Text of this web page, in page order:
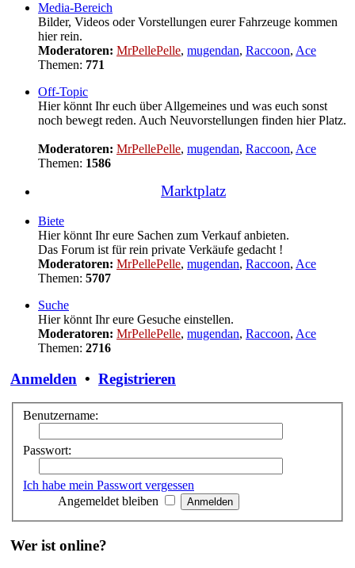
Media-Bereich
Bilder, Videos oder Vorstellungen eurer Fahrzeuge kommen
hier rein.
Moderatoren: MrPellePelle, mugendan, Raccoon, Ace
Themen: 771
Off-Topic
Hier könnt Ihr euch über Allgemeines und was euch sonst
noch bewegt reden. Auch Neuvorstellungen finden hier Platz.
Moderatoren: MrPellePelle, mugendan, Raccoon, Ace
Themen: 1586
Marktplatz
Biete
Hier könnt Ihr eure Sachen zum Verkauf anbieten.
Das Forum ist für rein private Verkäufe gedacht !
Moderatoren: MrPellePelle, mugendan, Raccoon, Ace
Themen: 5707
Suche
Hier könnt Ihr eure Gesuche einstellen.
Moderatoren: MrPellePelle, mugendan, Raccoon, Ace
Themen: 2716
Anmelden • Registrieren
Benutzername:
Passwort:
Ich habe mein Passwort vergessen
Angemeldet bleiben
Wer ist online?